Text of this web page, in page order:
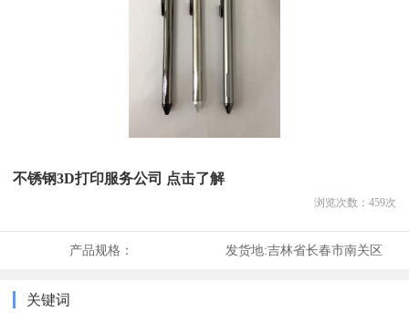
不锈钢3D打印服务公司 点击了解
浏览次数： 459次
产品规格： 发货地:吉林省长春市南关区
关键词